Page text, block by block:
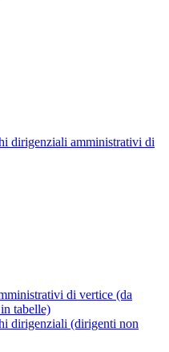
dirigenziali amministrativi di
di vertice (da
tabelle)
dirigenziali (dirigenti non